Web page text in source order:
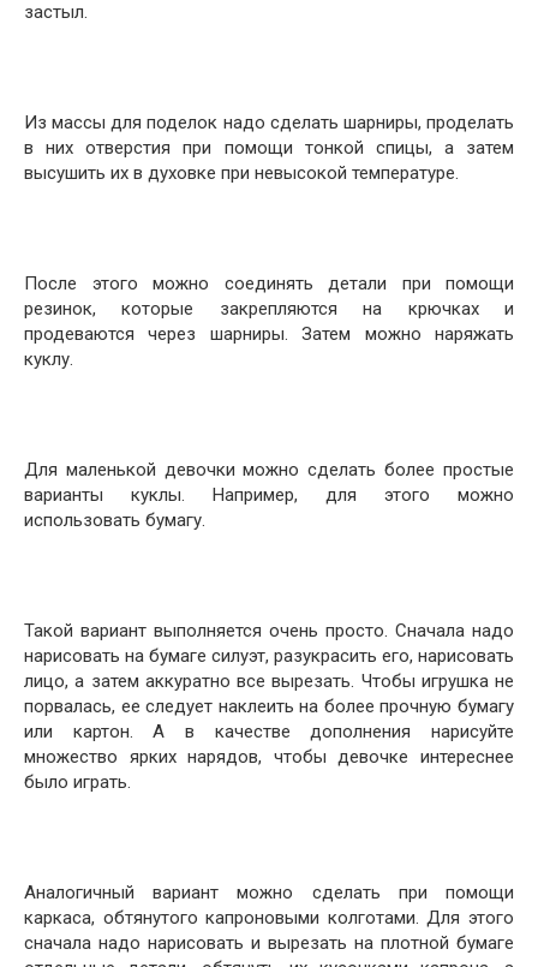
застыл.
Из массы для поделок надо сделать шарниры, проделать
в них отверстия при помощи тонкой спицы, а затем
высушить их в духовке при невысокой температуре.
После этого можно соединять детали при помощи
резинок, которые закрепляются на крючках и
продеваются через шарниры. Затем можно наряжать
куклу.
Для маленькой девочки можно сделать более простые
варианты куклы. Например, для этого можно
использовать бумагу.
Такой вариант выполняется очень просто. Сначала надо
нарисовать на бумаге силуэт, разукрасить его, нарисовать
лицо, а затем аккуратно все вырезать. Чтобы игрушка не
порвалась, ее следует наклеить на более прочную бумагу
или картон. А в качестве дополнения нарисуйте
множество ярких нарядов, чтобы девочке интереснее
было играть.
Аналогичный вариант можно сделать при помощи
каркаса, обтянутого капроновыми колготами. Для этого
сначала надо нарисовать и вырезать на плотной бумаге